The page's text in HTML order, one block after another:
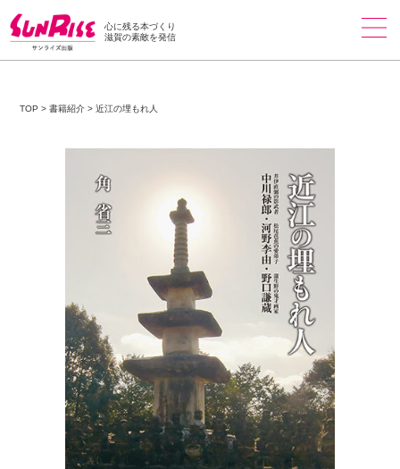
心に残る本づくり
滋賀の素敵を発信
TOP >書籍紹介 >近江の埋もれ人